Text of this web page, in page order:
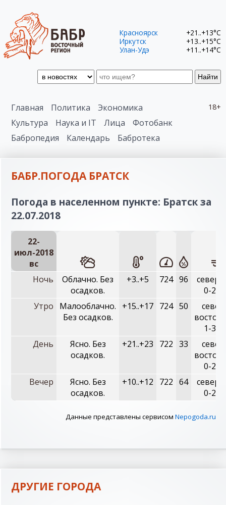
Найти
Красноярск
+21..+13°C
Иркутск
+13..+15°C
Улан-Удэ
+11..+14°C
18+
Главная Политика
Экономика
Культура
Наука и IT Лица
Фотобанк
Бабропедия
Календарь Бабротека
БАБР.ПОГОДА БРАТСК
Погода в населенном пункте: Братск за
22.07.2018
22-
июл-2018
вc
Ночь
Облачно. Без
осадков.
+3..+5 724 96
0-2
Утро
Малооблачно.
Без осадков.
+15..+17 724 50
1-3
День
Ясно. Без
осадков.
+21..+23 722 33
0-2
Вечер
Ясно. Без
осадков.
+10..+12 722 64
0-2
Данные представлены сервисом Nepogoda.ru
ДРУГИЕ ГОРОДА